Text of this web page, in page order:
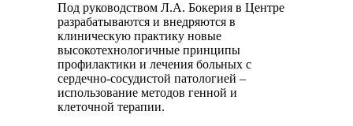
Под руководством Л.А. Бокерия в Центре
разрабатываются и внедряются в
клиническую практику новые
высокотехнологичные принципы
профилактики и лечения больных с
сердечно-сосудистой патологией –
использование методов генной и
клеточной терапии.